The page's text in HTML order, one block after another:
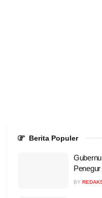
Berita Populer
BY